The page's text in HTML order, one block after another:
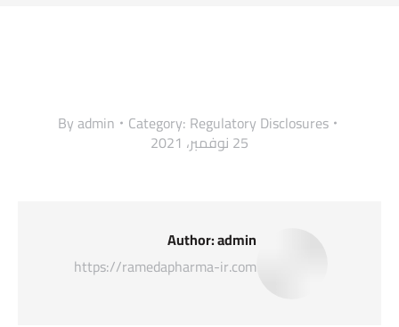
Category: Regulatory Disclosures
Byadmin
25 نوفمبر، 2021
Author:admin
https://ramedapharma-ir.com